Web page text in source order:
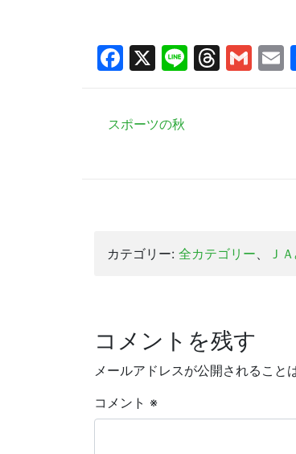
Facebook
X Line
スポーツの秋
カテゴリー: 全カテゴリー Ｊ
コメントを残す
メールアドレスが公開されること
コメント ※